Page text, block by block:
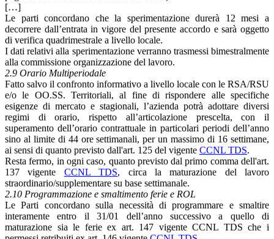
[…]
Le parti concordano che la sperimentazione durerà 12 mesi a
decorrere dall’entrata in vigore del presente accordo e sarà oggetto
di verifica quadrimestrale a livello locale.
I dati relativi alla sperimentazione verranno trasmessi bimestralmente
alla commissione organizzazione del lavoro.
2.9 Orario Multiperiodale
Fatto salvo il confronto informativo a livello locale con le RSA/RSU
e/o le OO.SS. Territoriali, al fine di rispondere alle specifiche
esigenze di mercato e stagionali, l’azienda potrà adottare diversi
regimi di orario, rispetto all’articolazione prescelta, con il
superamento dell’orario contrattuale in particolari periodi dell’anno
sino al limite di 44 ore settimanali, per un massimo di 16 settimane,
ai sensi di quanto previsto dall'art. 125 del vigente CCNL TDS.
Resta fermo, in ogni caso, quanto previsto dal primo comma dell'art.
137 vigente CCNL TDS, circa la maturazione del lavoro
straordinario/supplementare su base settimanale.
2.10 Programmazione e smaltimento ferie e ROL
Le Parti concordano sulla necessità di programmare e smaltire
interamente entro il 31/01 dell’anno successivo a quello di
maturazione sia le ferie ex art. 147 vigente CCNL TDS che i